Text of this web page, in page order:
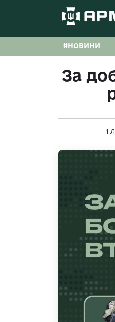
#НОВИНИ
За
1